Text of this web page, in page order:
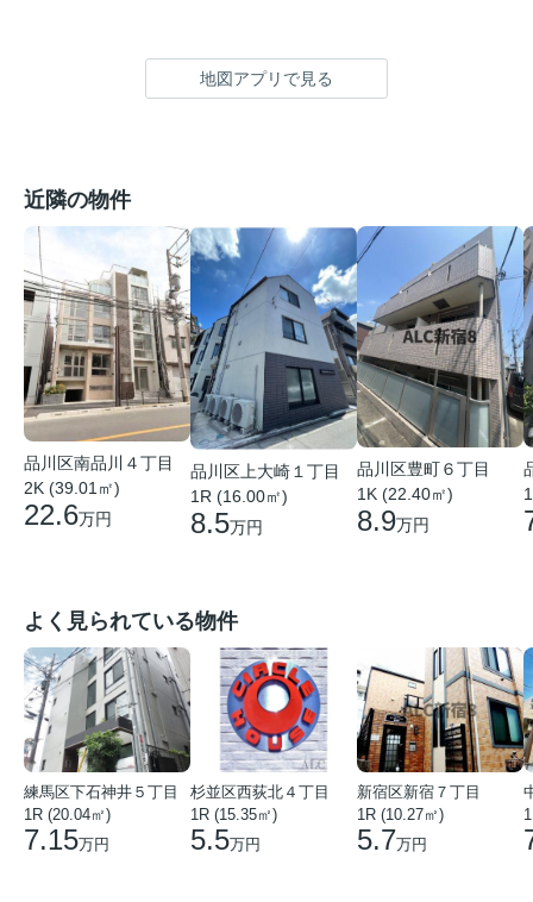
地図アプリで見る
近隣の物件
品川区南品川４丁目
2K (39.01㎡)
22.6万円
品川区上大崎１丁目
1R (16.00㎡)
8.5万円
品川区豊町６丁目
1K (22.40㎡)
8.9万円
よく見られている物件
練馬区下石神井５丁目
1R (20.04㎡)
7.15万円
杉並区西荻北４丁目
1R (15.35㎡)
5.5万円
新宿区新宿７丁目
1R (10.27㎡)
5.7万円